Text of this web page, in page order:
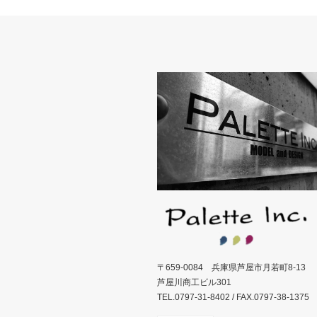
〒659-0084 兵庫県芦屋市月若町8-13
芦屋川商工ビル301
TEL.0797-31-8402 / FAX.0797-38-1375